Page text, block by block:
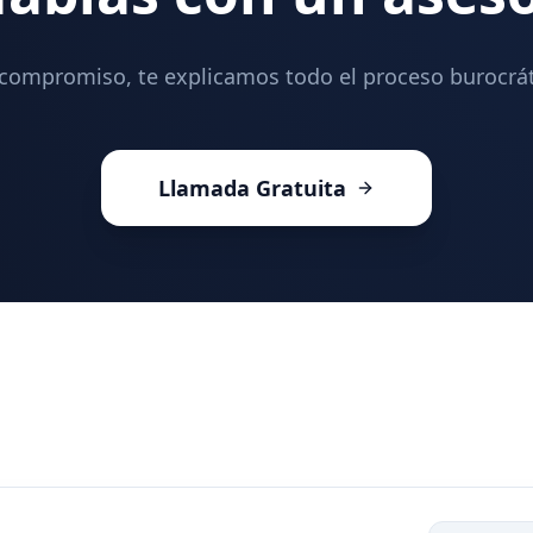
te explicamos todo el proceso
Llamada Gratuita